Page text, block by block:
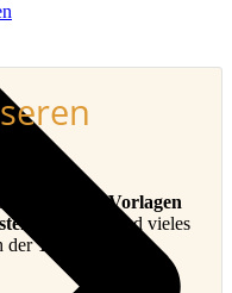
Vorlagen
E-Books
und vieles
derTechnischen